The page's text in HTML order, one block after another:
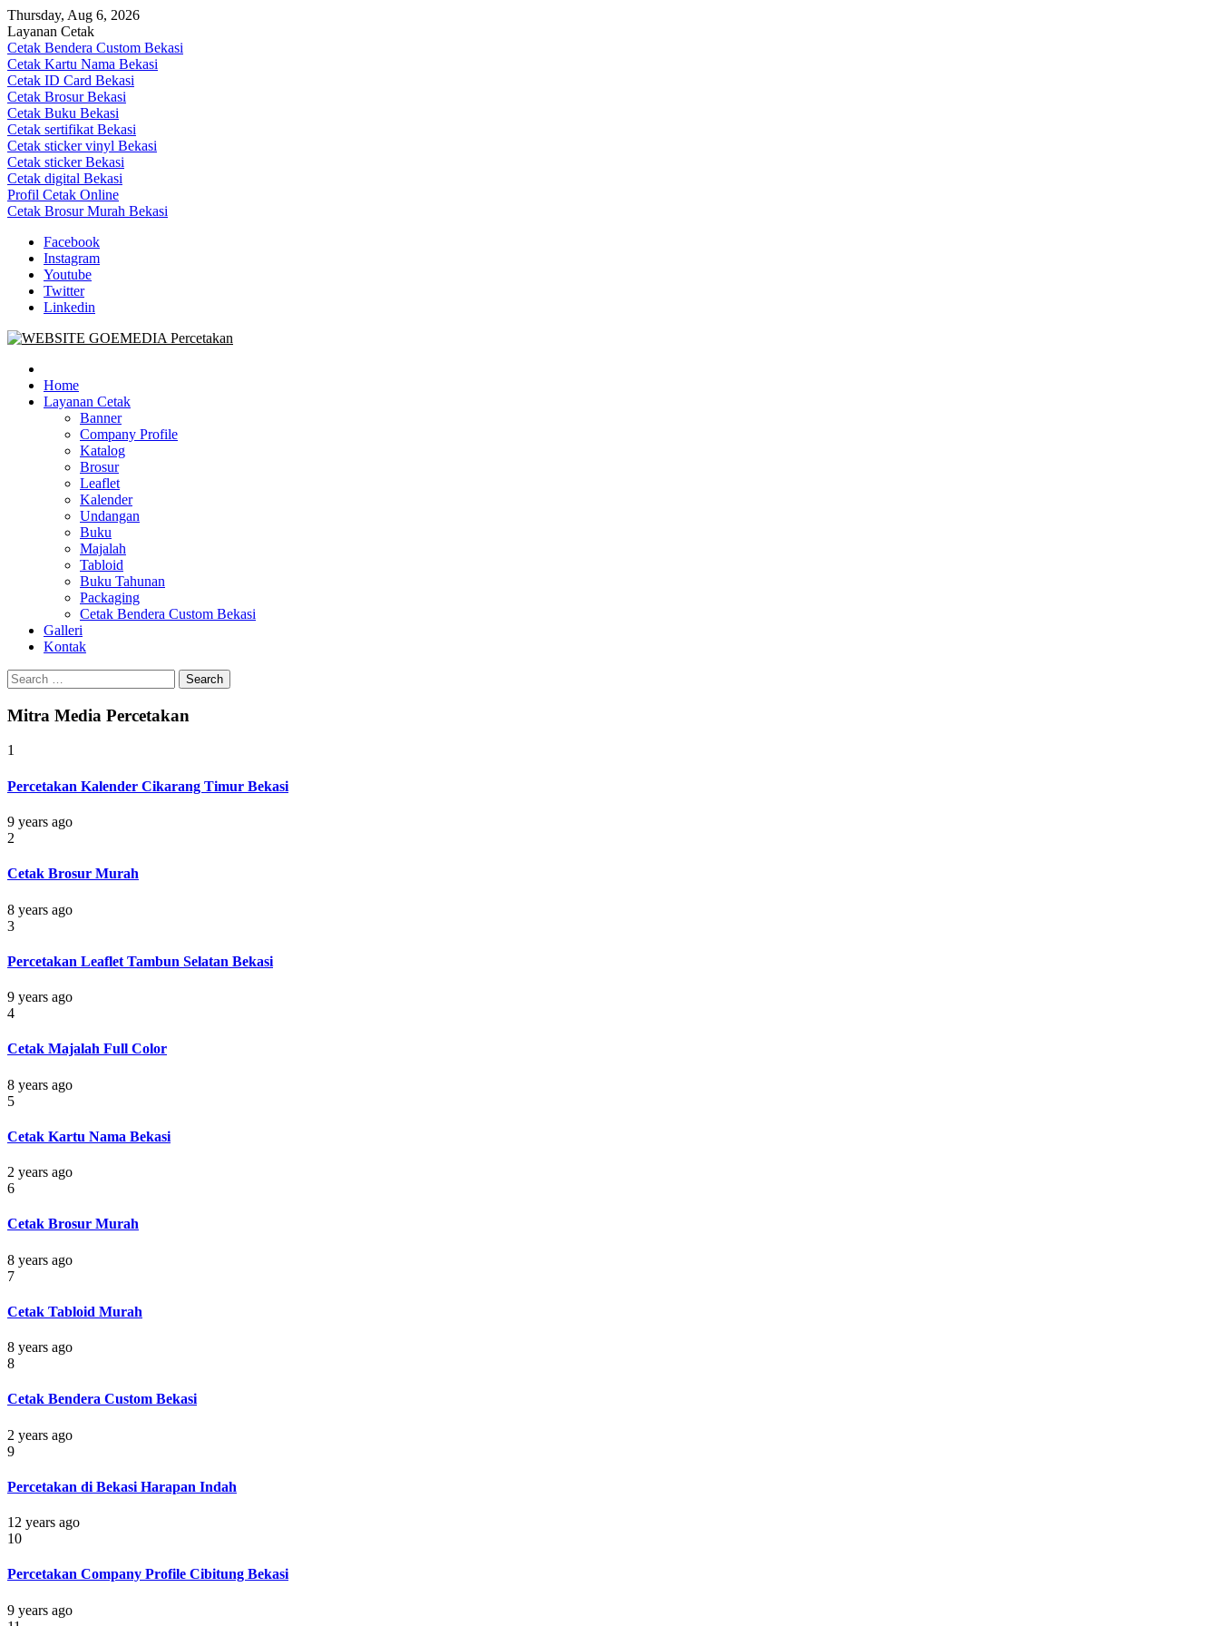
Skip
to
content
Thursday, Aug 6, 2026
Layanan Cetak
Cetak Bendera Custom Bekasi
Cetak Kartu Nama Bekasi
Cetak ID Card Bekasi
Cetak Brosur Bekasi
Cetak Buku Bekasi
Cetak sertifikat Bekasi
Cetak sticker vinyl Bekasi
Cetak sticker Bekasi
Cetak digital Bekasi
Profil Cetak Online
Cetak Brosur Murah Bekasi
Facebook
Instagram
Youtube
Twitter
Linkedin
Goe Media Percetakan | 0822-4439-5599 (Call/WA)
0822-4439-5599 (Call/WA) Percetakan jasa cetak banner buku yasin invoice kartu nama label map nota spanduk stiker undangan pernikahan murah online 24 jam
Home
Layanan Cetak
Banner
Company Profile
Katalog
Brosur
Leaflet
Kalender
Undangan
Buku
Majalah
Tabloid
Buku Tahunan
Packaging
Cetak Bendera Custom Bekasi
Galleri
Kontak
Search
for:
Mitra Media Percetakan
1
Percetakan Kalender Cikarang Timur Bekasi
9 years ago
2
Cetak Brosur Murah
8 years ago
3
Percetakan Leaflet Tambun Selatan Bekasi
9 years ago
4
Cetak Majalah Full Color
8 years ago
5
Cetak Kartu Nama Bekasi
2 years ago
6
Cetak Brosur Murah
8 years ago
7
Cetak Tabloid Murah
8 years ago
8
Cetak Bendera Custom Bekasi
2 years ago
9
Percetakan di Bekasi Harapan Indah
12 years ago
10
Percetakan Company Profile Cibitung Bekasi
9 years ago